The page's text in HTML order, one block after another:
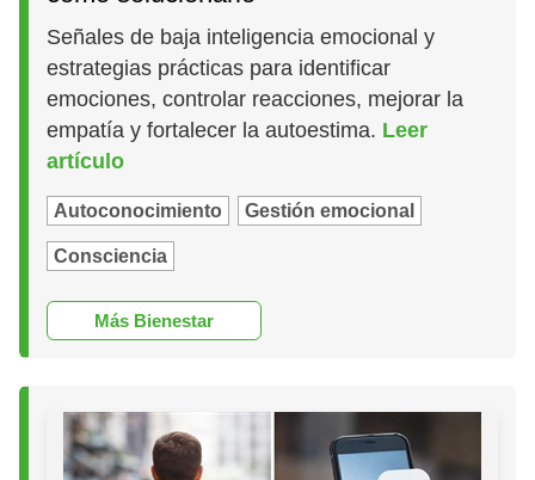
Señales de baja inteligencia emocional y
estrategias prácticas para identificar
emociones, controlar reacciones, mejorar la
empatía y fortalecer la autoestima. Leer
artículo
Autoconocimiento Gestión emocional
Consciencia
Más Bienestar